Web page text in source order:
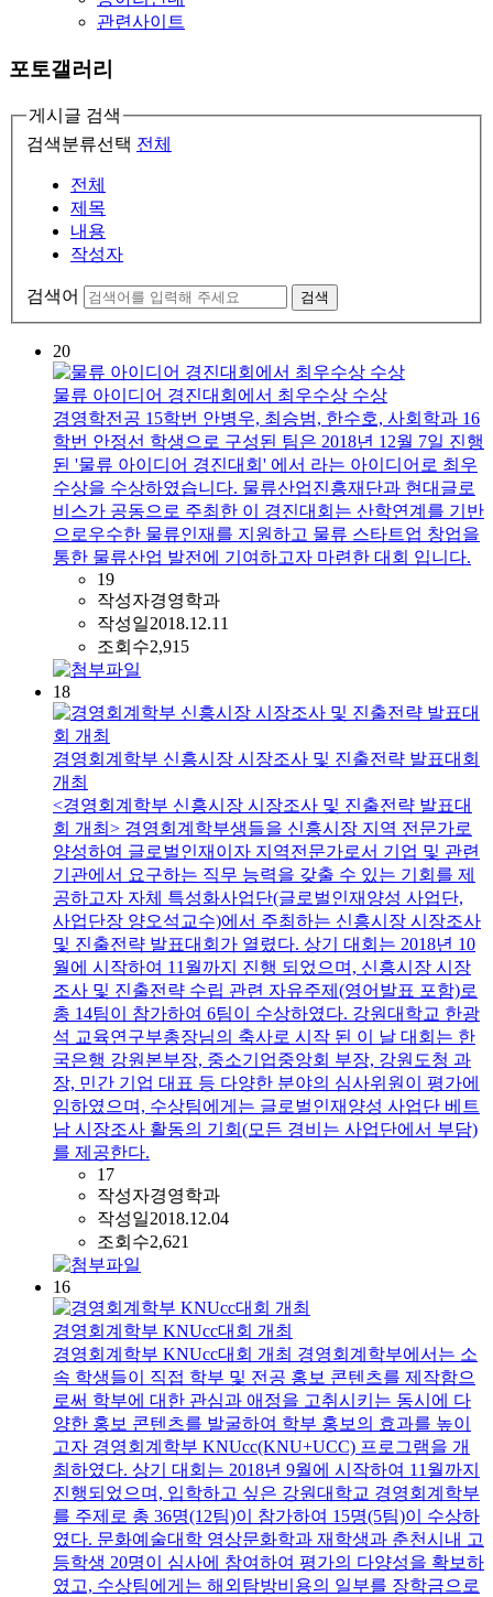
관련사이트
포토갤러리
게시글 검색
검색분류선택 전체
전체
제목
내용
작성자
검색어 검색
20
물류 아이디어 경진대회에서 최우수상 수상
경영학전공 15학번 안병우, 최승범, 한수호, 사회학과 16
학번 안정선 학생으로 구성된 팀은 2018년 12월 7일 진행
된 '물류 아이디어 경진대회' 에서 라는 아이디어로 최우
수상을 수상하였습니다. 물류산업진흥재단과 현대글로
비스가 공동으로 주최한 이 경진대회는 산학연계를 기반
으로우수한 물류인재를 지원하고 물류 스타트업 창업을
통한 물류산업 발전에 기여하고자 마련한 대회 입니다.
19
작성자경영학과
작성일2018.12.11
조회수2,915
18
경영회계학부 신흥시장 시장조사 및 진출전략 발표대회
개최
<경영회계학부 신흥시장 시장조사 및 진출전략 발표대
회 개최> 경영회계학부생들을 신흥시장 지역 전문가로
양성하여 글로벌인재이자 지역전문가로서 기업 및 관련
기관에서 요구하는 직무 능력을 갖출 수 있는 기회를 제
공하고자 자체 특성화사업단(글로벌인재양성 사업단,
사업단장 양오석교수)에서 주최하는 신흥시장 시장조사
및 진출전략 발표대회가 열렸다. 상기 대회는 2018년 10
월에 시작하여 11월까지 진행 되었으며, 신흥시장 시장
조사 및 진출전략 수립 관련 자유주제(영어발표 포함)로
총 14팀이 참가하여 6팀이 수상하였다. 강원대학교 한광
석 교육연구부총장님의 축사로 시작 된 이 날 대회는 한
국은행 강원본부장, 중소기업중앙회 부장, 강원도청 과
장, 민간 기업 대표 등 다양한 분야의 심사위원이 평가에
임하였으며, 수상팀에게는 글로벌인재양성 사업단 베트
남 시장조사 활동의 기회(모든 경비는 사업단에서 부담)
를 제공한다.
17
작성자경영학과
작성일2018.12.04
조회수2,621
16
경영회계학부 KNUcc대회 개최
경영회계학부 KNUcc대회 개최 경영회계학부에서는 소
속 학생들이 직접 학부 및 전공 홍보 콘텐츠를 제작함으
로써 학부에 대한 관심과 애정을 고취시키는 동시에 다
양한 홍보 콘텐츠를 발굴하여 학부 홍보의 효과를 높이
고자 경영회계학부 KNUcc(KNU+UCC) 프로그램을 개
최하였다. 상기 대회는 2018년 9월에 시작하여 11월까지
진행되었으며, 입학하고 싶은 강원대학교 경영회계학부
를 주제로 총 36명(12팀)이 참가하여 15명(5팀)이 수상하
였다. 문화예술대학 영상문화학과 재학생과 춘천시내 고
등학생 20명이 심사에 참여하여 평가의 다양성을 확보하
였고, 수상팀에게는 해외탐방비용의 일부를 장학금으로